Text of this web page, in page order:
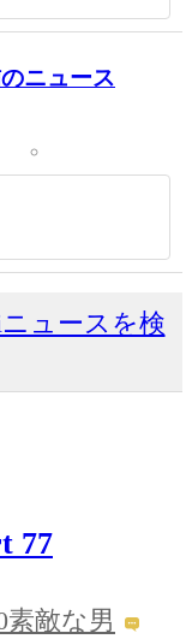
ニュース
ュースを検
77
素敵な男